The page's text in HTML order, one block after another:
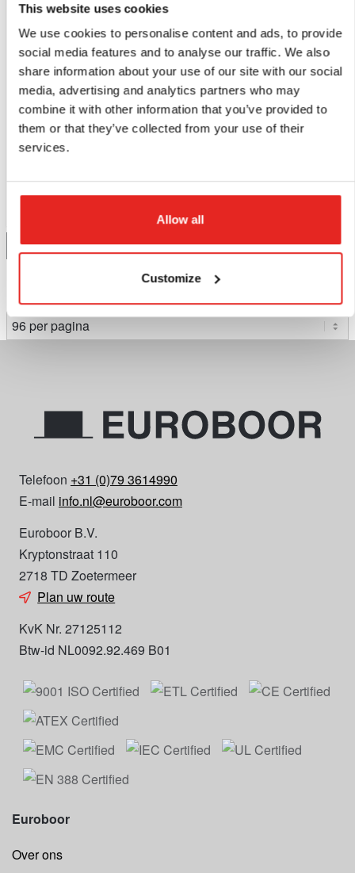
This website uses cookies
We use cookies to personalise content and ads, to provide
social media features and to analyse our traffic. We also
share information about your use of our site with our social
media, advertising and analytics partners who may
combine it with other information that you’ve provided to
them or that they’ve collected from your use of their
services.
Allow all
Customize
EBH.750/18V
Draadloze schroef-
boormachine, 2000
RPM.
€187,55 incl. BTW
Details
Pagina 1 van 1
Telefoon +31 (0)79 3614990
E-mail info.nl@euroboor.com
Euroboor B.V.
Kryptonstraat 110
2718 TD Zoetermeer
Plan uw route
KvK Nr. 27125112
Btw-id NL0092.92.469 B01
Euroboor
Over ons